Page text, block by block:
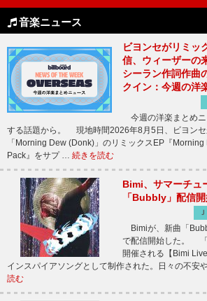
音楽ニュース
ビヨンセがリミッ
信、ウィーザーの
シーラン作詞作曲
クイン：今週の洋
今週の洋楽まとめ
する話題から。 現地時間2026年8月5日、ビヨンセ
「Morning Dew (Donk)」のリミックスEP『
Pack』をサプ … 続きを読む
Bimi、サマーチュ
「Bubbly」配信
Bimiが、新曲「
で配信開始した。
開催される【Bimi
インスパイアソングとして制作された。日々の不安
読む